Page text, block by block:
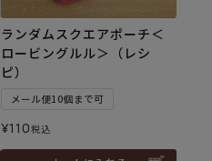
ランダムスクエアポーチ＜
ロービングルル＞（レシ
ピ）
メール便10個まで可
¥110税込